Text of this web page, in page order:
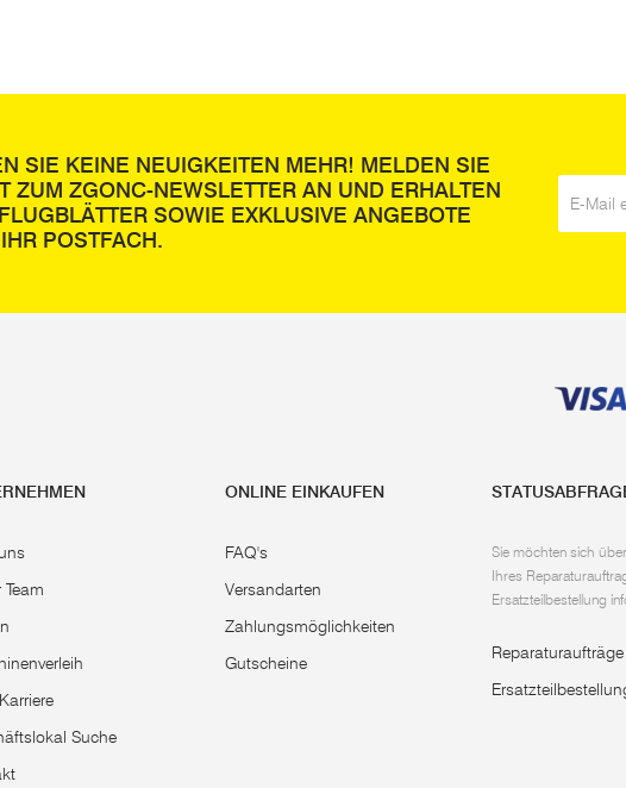
SIE KEINE NEUIGKEITEN MEHR! MELDEN SIE
ZUM ZGONC-NEWSLETTER AN UND ERHALTEN
SOWIE EXKLUSIVE ANGEBOTE
POSTFACH.
Team
Suche
ONLINE EINKAUFEN
FAQ's
Versandarten
Zahlungsmöglichkeiten
Gutscheine
Sie möchten sich
Ihres
Ersatzteilbestellung
Reparaturaufträge